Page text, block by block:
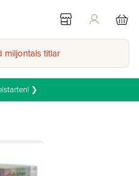
miljontals titlar
❯